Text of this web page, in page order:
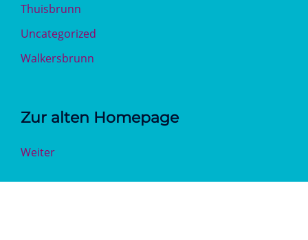
Thuisbrunn
Uncategorized
Walkersbrunn
Zur alten Homepage
Weiter